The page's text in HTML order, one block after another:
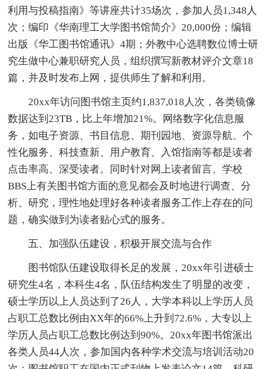
利用与投稿指南》等讲座共计35场次，参加人员1,348人
次；编印《华南理工大学图书馆简介》20,000份；编辑
出版《华工图书馆通讯》4期；外教中心选聘数位博士研
究生做中心兼职研究人员，组织撰写新教材评介文章18
篇，并及时发布上网，提供师生了解和利用。
20xx年访问图书馆主页约1,837,018人次，各类镜像
数据达到23TB，比上年增加21%。网络数字化信息服
务，如电子资源、书目信息、期刊园地、资源导航、个
性化服务、科技查新、用户教育、入馆指南等都是读者
点击率高、深受读者。同时针对网上读者留言、学校
BBS上有关图书馆方面的意见都会及时地进行调查、分
析、研究，理性地处理好各种读者服务工作上存在的问
题，确实做到为读者贴心式的服务。
五、加强队伍建设，积极开展交流与合作
图书馆队伍建设取得长足的发展，20xx年引进硕士
研究生4名，本科生4名，队伍结构发生了明显的改变，
硕士学历以上人员达到了26人，大学本科以上学历人员
占职工总数比例由XX年的66%上升到72.6%，大专以上
学历人员占职工总数比例达到90%。20xx年图书馆派出
各类人员44人次，参加国内各种学术交流与培训活动20